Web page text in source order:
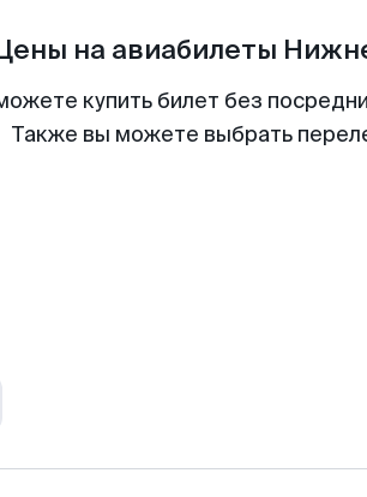
на авиабилеты
купить билет без
Также вы можете выбрать